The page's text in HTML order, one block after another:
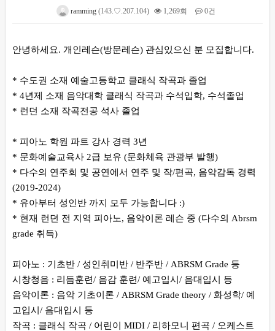
ramming (143.♡.207.104) 1,269회 0건
안녕하세요. 개인레슨(방문레슨) 관심있으신 분 모집합니다.
* 수도권 소재 예술고등학교 클래식 작곡과 졸업
* 4년제 소재 음악대학 클래식 작곡과 수석입학, 수석졸업
* 런던 소재 작곡전공 석사 졸업
* 피아노 학원 파트 강사 경력 3년
* 문화예술교육사 2급 보유 (문화체육 관광부 발행)
* 다수의 연주회 및 공연에서 연주 및 작/편곡, 음악감독 경력
(2019-2024)
* 유아부터 성인반 까지 모두 가능합니다 :)
* 현재 런던 전 지역 피아노, 음악이론 레슨 중 (다수의 Abrsm
grade 취득)
피아노 : 기초반 / 성인취미반 / 반주반 / ABRSM Grade 등
시창청음 : 리듬훈련/ 음감 훈련/ 예고입시/ 음대입시 등
음악이론 : 음악 기초이론 / ABRSM Grade theory / 화성학/ 예
고입시/ 음대입시 등
작곡 : 클래식 작곡 / 어린이 MIDI / 리하모니 편곡 / 오케스트